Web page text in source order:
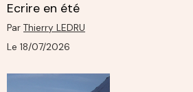
Ecrire en été
Par Thierry LEDRU
Le 18/07/2026